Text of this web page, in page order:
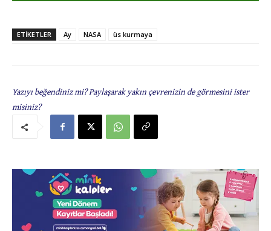
ETIKETLER Ay NASA üs kurmaya
Yazıyı beğendiniz mi? Paylaşarak yakın çevrenizin de görmesini ister
misiniz?